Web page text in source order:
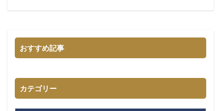
おすすめ記事
カテゴリー